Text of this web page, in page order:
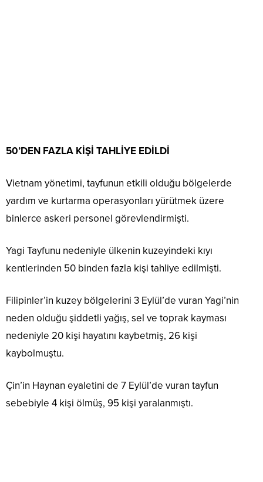
50’DEN FAZLA KİŞİ TAHLİYE EDİLDİ
Vietnam yönetimi, tayfunun etkili olduğu bölgelerde
yardım ve kurtarma operasyonları yürütmek üzere
binlerce askeri personel görevlendirmişti.
Yagi Tayfunu nedeniyle ülkenin kuzeyindeki kıyı
kentlerinden 50 binden fazla kişi tahliye edilmişti.
Filipinler’in kuzey bölgelerini 3 Eylül’de vuran Yagi’nin
neden olduğu şiddetli yağış, sel ve toprak kayması
nedeniyle 20 kişi hayatını kaybetmiş, 26 kişi
kaybolmuştu.
Çin’in Haynan eyaletini de 7 Eylül’de vuran tayfun
sebebiyle 4 kişi ölmüş, 95 kişi yaralanmıştı.